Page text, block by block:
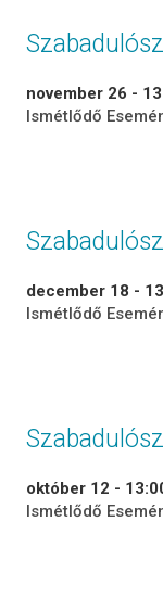
november 26 -
Ismétlődő
december 18 -
Ismétlődő
október 12 -
Ismétlődő